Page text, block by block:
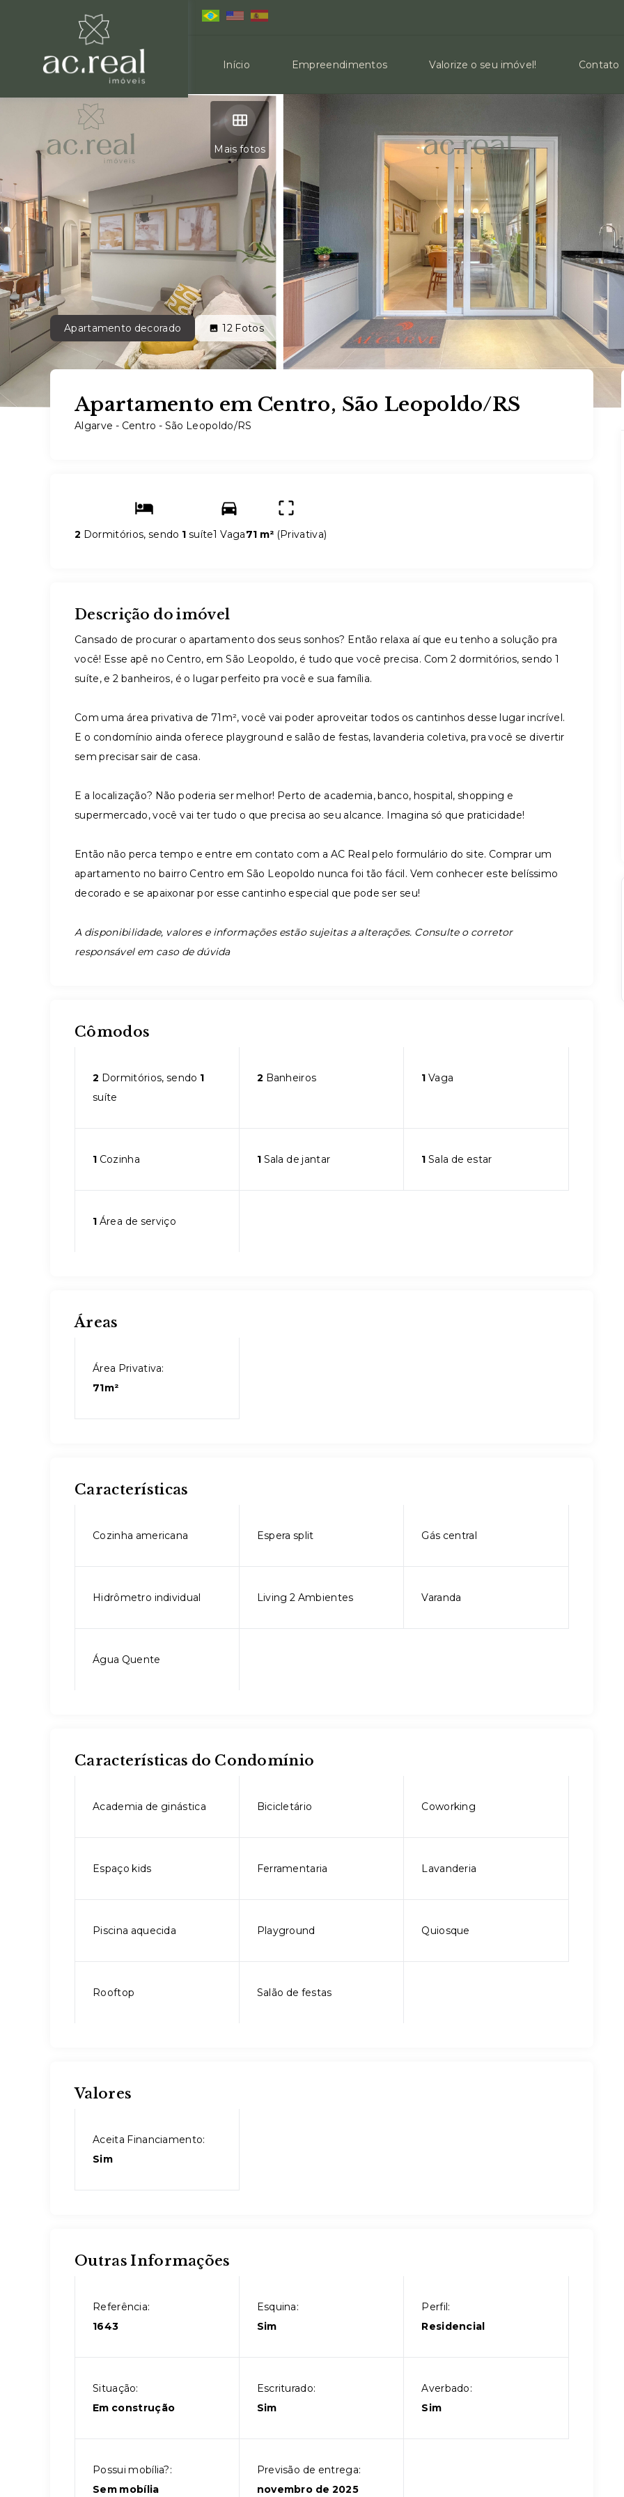
Início Empreendimentos Valorize o seu imóvel! Contato
Mais fotos
Apartamento decorado 12Fotos
Apartamento em Centro, São Leopoldo/RS
Algarve - Centro - São Leopoldo/RS
2 Dormitórios, sendo 1 suíte1 Vaga71 m² (Privativa)
Descrição do imóvel
Cansado de procurar o apartamento dos seus sonhos? Então relaxa aí que eu tenho a solução pra
você! Esse apê no Centro, em São Leopoldo, é tudo que você precisa. Com 2 dormitórios, sendo 1
suíte, e 2 banheiros, é o lugar perfeito pra você e sua família.
Com uma área privativa de 71m², você vai poder aproveitar todos os cantinhos desse lugar incrível.
E o condomínio ainda oferece playground e salão de festas, lavanderia coletiva, pra você se divertir
sem precisar sair de casa.
E a localização? Não poderia ser melhor! Perto de academia, banco, hospital, shopping e
supermercado, você vai ter tudo o que precisa ao seu alcance. Imagina só que praticidade!
Então não perca tempo e entre em contato com a AC Real pelo formulário do site. Comprar um
apartamento no bairro Centro em São Leopoldo nunca foi tão fácil. Vem conhecer este belíssimo
decorado e se apaixonar por esse cantinho especial que pode ser seu!
A disponibilidade, valores e informações estão sujeitas a alterações. Consulte o corretor
responsável em caso de dúvida
Cômodos
2 Dormitórios, sendo 1
suíte
2 Banheiros 1 Vaga
1 Cozinha 1Sala de jantar 1 Sala de estar
1 Área de serviço
Áreas
Área Privativa:
71m²
Características
Cozinha americana Espera split Gás central
Hidrômetro individual Living 2 Ambientes Varanda
Água Quente
Características do Condomínio
Academia de ginástica Bicicletário Coworking
Espaço kids Ferramentaria Lavanderia
Piscina aquecida Playground Quiosque
Rooftop Salão de festas
Valores
Aceita Financiamento:
Sim
Outras Informações
Referência:
1643
Esquina:
Sim
Perfil:
Residencial
Situação:
Em construção
Escriturado:
Sim
Averbado:
Sim
Possui mobília?:
Sem mobília
Previsão de entrega:
novembro de 2025